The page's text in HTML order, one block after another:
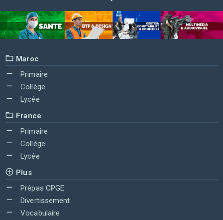
Maroc
Primaire
Collège
Lycée
France
Primaire
Collège
Lycée
Plus
Prépas CPGE
Divertissement
Vocabulaire